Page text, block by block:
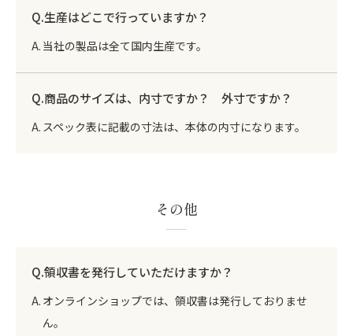
生産はどこで行っていますか？
当社の製品は全て国内生産です。
商品のサイズは、内寸ですか？ 外寸ですか？
スペック表に記載の寸法は、本体の内寸になります。
その他
領収書を発行していただけますか？
オンラインショップでは、領収書は発行しておりませ
ん。